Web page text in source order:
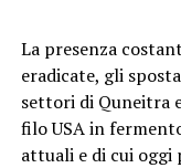
La presenza
eradicate, gli
settori di Quneitra
filo USA in
attuali e di cui oggi